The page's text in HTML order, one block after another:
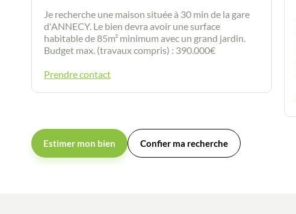
Je recherche une maison située à 30 min de la gare
d'ANNECY. Le bien devra avoir une surface
habitable de 85m² minimum avec un grand jardin.
Budget max. (travaux compris) : 390.000€
Prendre contact
Estimer mon bien Confier ma recherche